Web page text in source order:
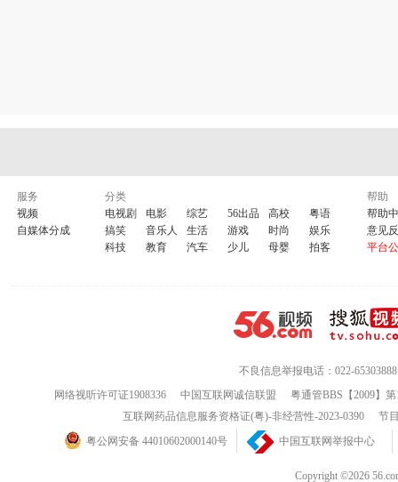
服务
视频
自媒体分成
分类
电视剧
电影 综艺 56出品 高校
粤语
搞笑
音乐人 生活 游戏 时尚
娱乐
科技
教育 汽车 少儿 母婴 拍客
帮助
帮助
意见
平台
不良信息举报电话：022-65303888
网络视听许可证1908336
中国互联网诚信联盟
粤通管BBS【2009】
互联网药品信息服务资格证(粤)-非经营性-2023-0390
节
粤公网安备 44010602000140号
中国互联网举报中心
Copyright ©2026